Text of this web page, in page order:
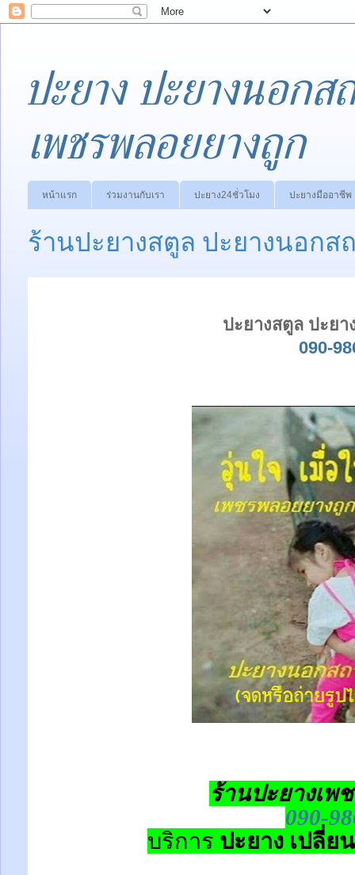
ปะยาง ปะยางนอก
เพชรพลอยยางถูก
หน้าแรก ร่วมงานกับเรา ปะยาง24ชั่วโมง ปะยางมืออาชีพ
ร้านปะยางสตูล ปะยางนอกส
ปะยางสตูล ปะย
090-
ร้านปะยางเพ
090-
บริการ ปะยาง เปลี่ย